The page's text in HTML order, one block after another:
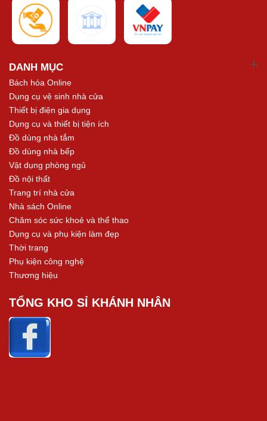
DANH MỤC
Bách hóa Online
Dụng cụ vệ sinh nhà cửa
Thiết bị điện gia dụng
Dụng cụ và thiết bị tiện ích
Đồ dùng nhà tắm
Đồ dùng nhà bếp
Vật dụng phòng ngủ
Đồ nội thất
Trang trí nhà cửa
Nhà sách Online
Chăm sóc sức khoẻ và thể thao
Dụng cụ và phụ kiện làm đẹp
Thời trang
Phụ kiện công nghệ
Thương hiệu
TỔNG KHO SỈ KHÁNH NHÂN